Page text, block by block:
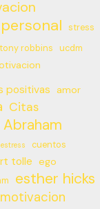
stress
tony robbins
ucdm
positivas
amor
Citas
cuentos
tolle ego
esther hicks